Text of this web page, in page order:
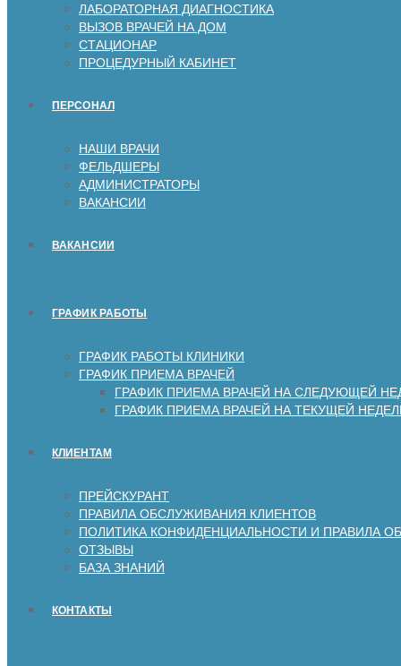
ЛАБОРАТОРНАЯ ДИАГНОСТИКА
ВЫЗОВ ВРАЧЕЙ НА ДОМ
СТАЦИОНАР
ПРОЦЕДУРНЫЙ КАБИНЕТ
ПЕРСОНАЛ
НАШИ ВРАЧИ
ФЕЛЬДШЕРЫ
АДМИНИСТРАТОРЫ
ВАКАНСИИ
ВАКАНСИИ
ГРАФИК РАБОТЫ
ГРАФИК РАБОТЫ КЛИНИКИ
ГРАФИК ПРИЕМА ВРАЧЕЙ
ГРАФИК ПРИЕМА ВРАЧЕЙ НА СЛЕДУЮЩЕЙ
ГРАФИК ПРИЕМА ВРАЧЕЙ НА ТЕКУЩЕЙ
КЛИЕНТАМ
ПРЕЙСКУРАНТ
ПРАВИЛА ОБСЛУЖИВАНИЯ КЛИЕНТОВ
ПОЛИТИКА КОНФИДЕНЦИАЛЬНОСТИ И ПРАВИЛА
ОТЗЫВЫ
БАЗА ЗНАНИЙ
КОНТАКТЫ